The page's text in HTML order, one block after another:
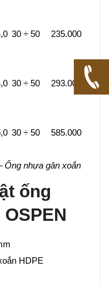
30 ÷ 50 235.000
30 ÷ 50 293.000
30 ÷ 50 585.000
Ống nhựa gân xoắn
ống
HDPE